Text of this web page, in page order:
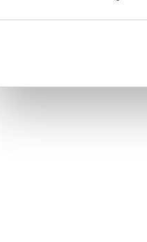
aflevering 4 –
je mensen (op innovatieve